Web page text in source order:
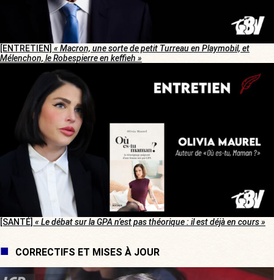
[ENTRETIEN] « Macron, une sorte de petit Turreau en Playmobil, et
Mélenchon, le Robespierre en keffieh »
[SANTÉ] « Le débat sur la GPA n’est pas théorique : il est déjà en cours »
CORRECTIFS ET MISES À JOUR